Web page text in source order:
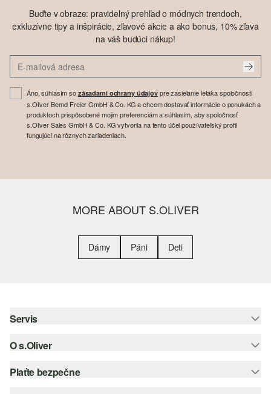
Buďte v obraze: pravidelný prehľad o módnych trendoch,
exkluzívne tipy a inšpirácie, zľavové akcie a ako bonus, 10% zľava
na váš budúci nákup!
Áno, súhlasím so zásadami ochrany údajovpre zasielanie letáka spoločnosti
s.Oliver Bernd Freier GmbH & Co. KG a chcem dostavať informácie o ponukách a
produktoch prispôsobené mojim preferenciám a súhlasím, aby spoločnosť
s.Oliver Sales GmbH & Co. KG vytvorila na tento účel používateľský profil
fungujúci na rôznych zariadeniach.
MORE ABOUT S.OLIVER
Dámy Páni Deti
Servis
Pomoc a FAQ
Nápoveda k veľkostiam
O s.Oliver
Leták
Plaťte bezpečne